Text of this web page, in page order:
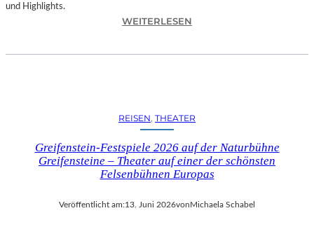
6
Z
N
S
O
und Highlights.
WEITERLESEN
L
U
N
G
REISEN THEATER
Greifenstein-Festspiele 2026 auf der Naturbühne
Greifensteine – Theater auf einer der schönsten
Felsenbühnen Europas
Veröffentlicht am:13. Juni 2026vonMichaela Schabel